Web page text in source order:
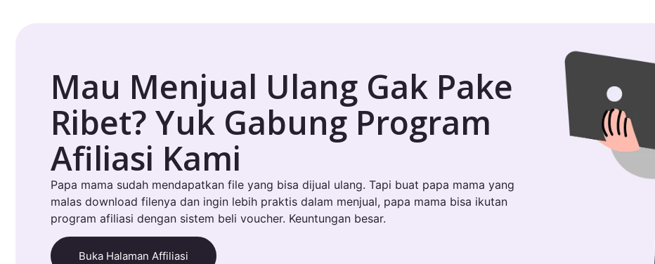
Mau Menjual Ulang Gak Pake
Ribet? Yuk Gabung Program
Afiliasi Kami
Papa mama sudah mendapatkan file yang bisa dijual ulang. Tapi buat papa mama yang
malas download filenya dan ingin lebih praktis dalam menjual, papa mama bisa ikutan
program afiliasi dengan sistem beli voucher. Keuntungan besar.
Buka Halaman Affiliasi